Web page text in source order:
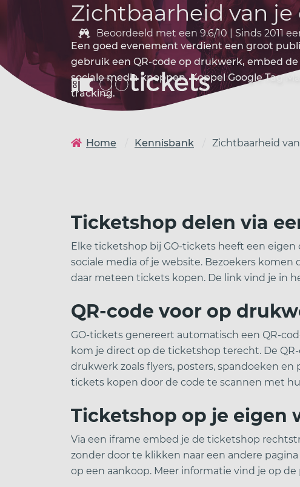
Beoordeeld met een 9.6/10 | Sinds 2011
Zichtbaarheid van
Een goed evenement verdient een groot
gebruik een QR-code op drukwerk, embed de
sociale media knoppen. Koppel Google Tag
tracking.
Home Kennisbank Zichtbaarheid
Ticketshop delen via
Elke ticketshop bij GO-tickets heeft een
sociale media of je website. Bezoekers
daar meteen tickets kopen. De link vind je in
QR-code voor op
GO-tickets genereert automatisch een QR-
kom je direct op de ticketshop terecht. De
drukwerk zoals flyers, posters, spandoeken
tickets kopen door de code te scannen met
Ticketshop op je eigen
Via een iframe embed je de ticketshop
zonder door te klikken naar een andere
op een aankoop. Meer informatie vind je op de